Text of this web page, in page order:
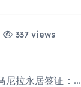
337 views
尼拉永居签证：…